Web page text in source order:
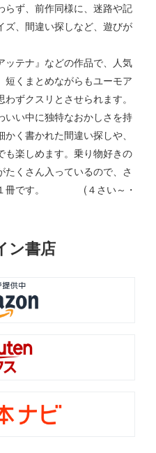
らず、前作同様に、迷路や記
ズ、間違い探しなど、遊びが
ッテナ』などの作品で、人気
短くまとめながらもユーモア
ずクスリとさせられます。
いい中に独特なおかしさを持
く書かれた間違い探しや、
も楽しめます。乗り物好きの
くさん入っているので、さ
１冊です。 (４さい～・
ン書店